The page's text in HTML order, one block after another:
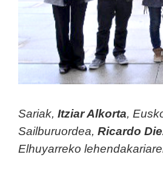
Sariak, Itziar Alkorta,
Sailburuordea, Ricardo
Elhuyarreko